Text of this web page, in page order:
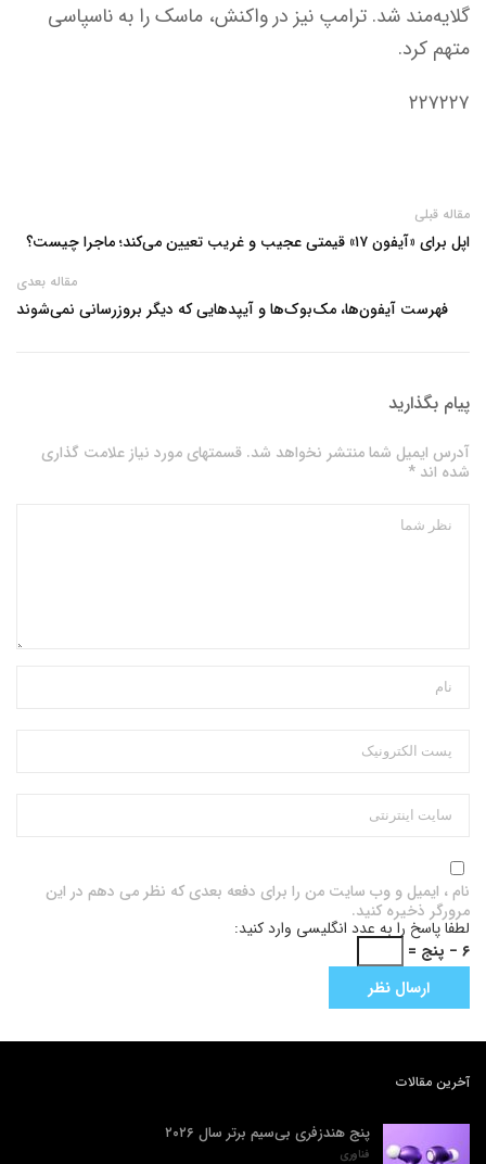
گلایه‌مند شد. ترامپ نیز در واکنش، ماسک را به ناسپاسی
متهم کرد.
۲۲۷۲۲۷
مقاله قبلی
اپل برای «آیفون ۱۷» قیمتی عجیب‌ و غریب تعیین می‌کند؛ ماجرا چیست؟
مقاله بعدی
فهرست آیفون‌ها، مک‌بوک‌ها و آیپدهایی که دیگر بروزرسانی نمی‌شوند
پیام بگذارید
آدرس ایمیل شما منتشر نخواهد شد. قسمتهای مورد نیاز علامت گذاری
شده اند *
نام ، ایمیل و وب سایت من را برای دفعه بعدی که نظر می دهم در این
مرورگر ذخیره کنید.
لطفا پاسخ را به عدد انگلیسی وارد کنید:
۶ − پنج =
آخرین مقالات
پنج هندزفری بی‌سیم برتر سال ۲۰۲۶
فناوری